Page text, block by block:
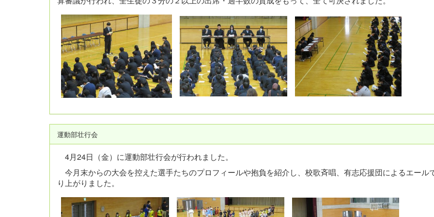
運動部壮行会
4月24日（金）に運動部壮行会が行われました。
今月末からの大会を控えた選手たちのプロフィールや抱負を紹介し、校歌斉唱、有志応援団によるエール
り上がりました。